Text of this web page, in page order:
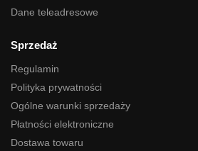
Dane teleadresowe
Sprzedaż
Regulamin
Polityka prywatności
Ogólne warunki sprzedaży
Płatności elektroniczne
Dostawa towaru